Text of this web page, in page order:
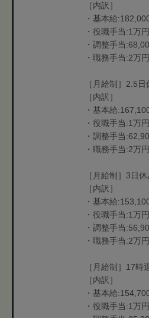
［内訳］
・基本給
・役職手当:1万円
・調整手当
・職務手当:2万円
［月給制］2.5
［内訳］
・基本給
・役職手当:1万円
・調整手当
・職務手当:2万円
［月給制］3日
［内訳］
・基本給
・役職手当:1万円
・調整手当
・職務手当:2万円
［月給制］17時
［内訳］
・基本給
・役職手当:1万円